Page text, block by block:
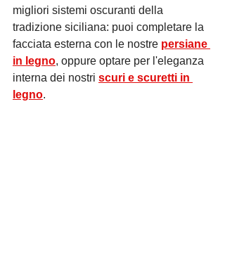
migliori sistemi oscuranti della
tradizione siciliana: puoi completare la
facciata esterna con le nostre persiane
in legno, oppure optare per l'eleganza
interna dei nostri scuri e scuretti in
legno.